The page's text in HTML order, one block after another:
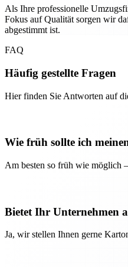
Als Ihre professionelle
Fokus auf Qualität sorgen wir
abgestimmt ist.
FAQ
Häufig gestellte Fragen
Hier finden Sie Antworten auf
Wie früh sollte ich
Am besten so früh wie möglich
Bietet Ihr Unternehmen
Ja, wir stellen Ihnen gerne